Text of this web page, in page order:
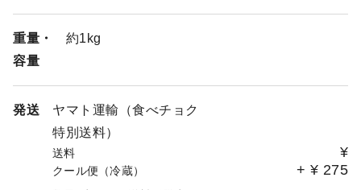
重量・
容量
約1kg
発送
ヤマト運輸（食べチョク
特別送料）
送料 ¥
クール便（冷蔵） + ¥ 275